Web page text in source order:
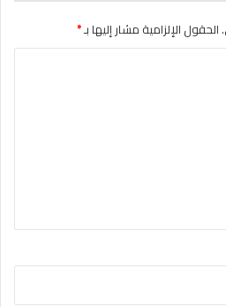
الحقول الإلزامية مشار إليها بـ*